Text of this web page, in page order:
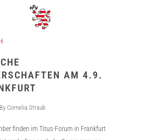
AM 4.9.
By Cornelia Straub
finden im Titus-Forum in Frankfurt